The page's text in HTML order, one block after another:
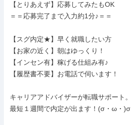
【とりあえず】応募してみたもOK
＝＝応募完了まで入力約1分♪＝＝
【スグ内定★】早く就職したい方
【お家の近く】朝はゆっくり！
【インセン有】稼げる仕組み有♪
【履歴書不要】お電話で伺います！
キャリアアドバイザーが転職サポート。
最短１週間で内定が出ます！(σ・ω・)σ